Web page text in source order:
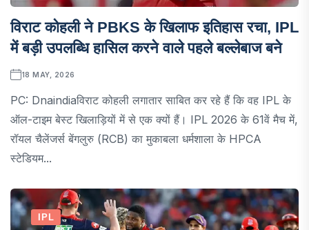
विराट कोहली ने PBKS के खिलाफ इतिहास रचा, IPL
में बड़ी उपलब्धि हासिल करने वाले पहले बल्लेबाज बने
18 MAY, 2026
PC: Dnaindiaविराट कोहली लगातार साबित कर रहे हैं कि वह IPL के
ऑल-टाइम बेस्ट खिलाड़ियों में से एक क्यों हैं। IPL 2026 के 61वें मैच में,
रॉयल चैलेंजर्स बेंगलुरु (RCB) का मुकाबला धर्मशाला के HPCA
स्टेडियम...
IPL